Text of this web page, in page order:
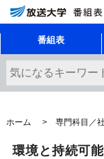
番組表
ホーム
専門科目／
環境と持続可